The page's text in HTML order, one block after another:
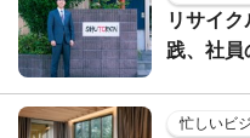
リサイ
践、社員
忙しいビ